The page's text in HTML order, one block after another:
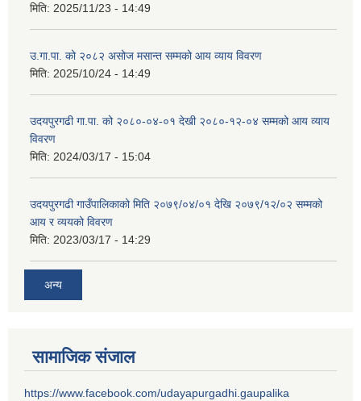
मिति: 2025/11/23 - 14:49
उ.गा.पा. को २०८२ असोज मसान्त सम्मको आय व्याय विवरण
मिति: 2025/10/24 - 14:49
उदयपुरगढी गा.पा. को २०८०-०४-०१ देखी २०८०-१२-०४ सम्मको आय व्याय
विवरण
मिति: 2024/03/17 - 15:04
उदयपुरगढी गाउँपालिकाको मिति २०७९/०४/०१ देखि २०७९/१२/०२ सम्मको
आय र व्ययको विवरण
मिति: 2023/03/17 - 14:29
अन्य
सामाजिक संजाल
https://www.facebook.com/udayapurgadhi.gaupalika